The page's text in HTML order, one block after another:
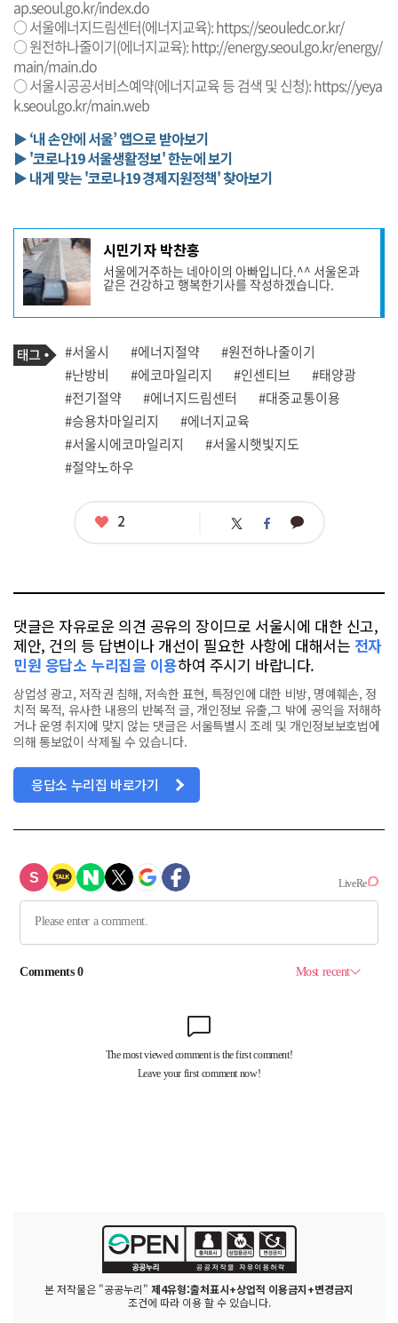
ap.seoul.go.kr/index.do
○ 서울에너지드림센터(에너지교육):https://seouledc.or.kr/
○ 원전하나줄이기(에너지교육):http://energy.seoul.go.kr/energy/
main/main.do
○ 서울시공공서비스예약(에너지교육 등 검색 및 신청):https://yeya
k.seoul.go.kr/main.web
▶ ‘내 손안에 서울’ 앱으로 받아보기
▶ '코로나19 서울생활정보' 한눈에 보기
▶ 내게 맞는 '코로나19 경제지원정책' 찾아보기
기
사
작
성
자
프
필
시민기자 박찬홍
서울에거주하는 네아이의 아빠입니다.^^ 서울온과
같은 건강하고 행복한기사를 작성하겠습니다.
기
사
관
련
태
그
태
그
#서울시 #에너지절약
#원전하나줄이기
#난방비
#에코마일리지 #인센티브
#태양광
#전기절약
#에너지드림센터
#대중교통이용
#승용차마일리지
#에너지교육
#서울시에코마일리지
#서울시햇빛지도
#절약노하우
좋
2 트 페 카
댓글은 자유로운 의견 공유의 장이므로 서울시에 대한 신고,
제안, 건의 등 답변이나 개선이 필요한 사항에 대해서는 전자
민원 응답소 누리집을 이용하여 주시기 바랍니다.
상업성 광고, 저작권 침해, 저속한 표현, 특정인에 대한 비방, 명예훼손, 정
치적 목적, 유사한 내용의 반복적 글, 개인정보 유출,그 밖에 공익을 저해하
거나 운영 취지에 맞지 않는 댓글은 서울특별시 조례 및 개인정보보호법에
의해 통보없이 삭제될 수 있습니다.
응답소 누리집 바로가기
본 저작물은 "공공누리" 제4유형:출처표시+상업적 이용금지+변경금지
조건에 따라 이용 할 수 있습니다.